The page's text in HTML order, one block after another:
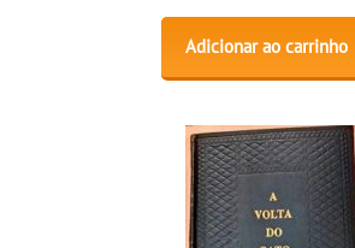
Adicionar ao carrinho